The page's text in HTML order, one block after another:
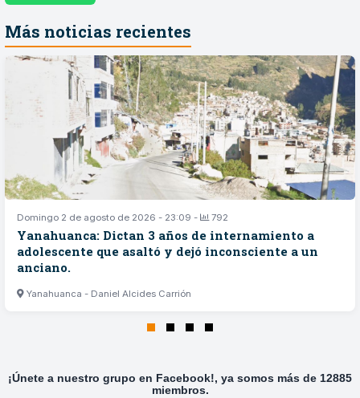
Más noticias recientes
Domingo 2 de agosto de 2026 - 23:09 - 792
Yanahuanca: Dictan 3 años de internamiento a
adolescente que asaltó y dejó inconsciente a un
anciano.
Yanahuanca - Daniel Alcides Carrión
¡Únete a nuestro grupo en Facebook!, ya somos más de 12885
miembros.